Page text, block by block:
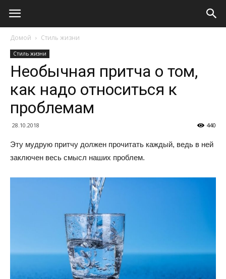
Домой Стиль жизни
Стиль жизни
Необычная притча о том,
как надо относиться к
проблемам
28.10.2018 440
Эту мудрую притчу должен прочитать каждый, ведь в ней
заключен весь смысл наших проблем.